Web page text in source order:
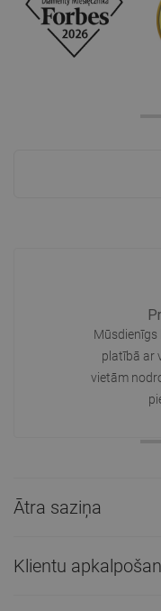
Mūsdienīgs
platībā ar
vietām
Ātra saziņa
Klientu